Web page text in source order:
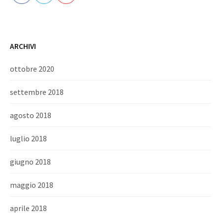
ARCHIVI
ottobre 2020
settembre 2018
agosto 2018
luglio 2018
giugno 2018
maggio 2018
aprile 2018